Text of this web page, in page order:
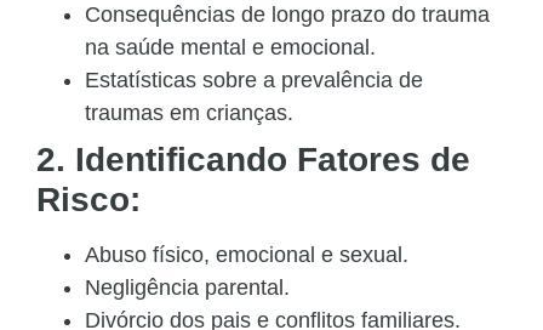
Consequências de longo prazo do trauma
na saúde mental e emocional.
Estatísticas sobre a prevalência de
traumas em crianças.
2. Identificando Fatores de
Risco:
Abuso físico, emocional e sexual.
Negligência parental.
Divórcio dos pais e conflitos familiares.